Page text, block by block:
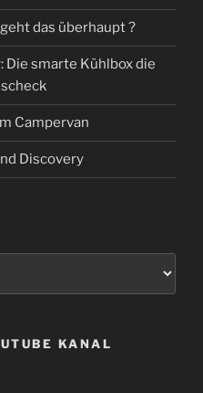
das überhaupt ?
Die smarte Kühlbox die
Campervan
Discovery
KANAL